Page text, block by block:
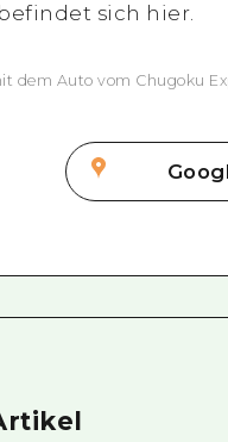
sich hier.
dem Auto vom Chugoku